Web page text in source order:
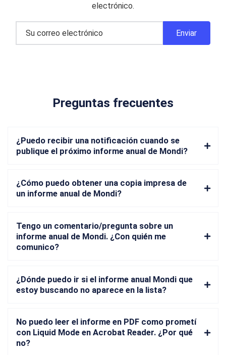
electrónico.
Preguntas frecuentes
¿Puedo recibir una notificación cuando se
publique el próximo informe anual de Mondi?
¿Cómo puedo obtener una copia impresa de
un informe anual de Mondi?
Tengo un comentario/pregunta sobre un
informe anual de Mondi. ¿Con quién me
comunico?
¿Dónde puedo ir si el informe anual Mondi que
estoy buscando no aparece en la lista?
No puedo leer el informe en PDF como prometí
con Liquid Mode en Acrobat Reader. ¿Por qué
no?